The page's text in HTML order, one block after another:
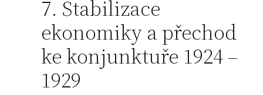
7. Stabilizace
ekonomiky a přechod
ke konjunktuře 1924 –
1929